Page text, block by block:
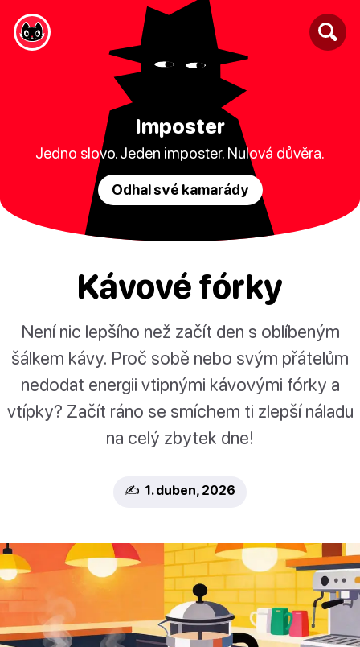
Imposter
Jedno slovo. Jeden imposter. Nulová důvěra.
Odhal své kamarády
Kávové fórky
Není nic lepšího než začít den s oblíbeným
šálkem kávy. Proč sobě nebo svým přátelům
nedodat energii vtipnými kávovými fórky a
vtípky? Začít ráno se smíchem ti zlepší náladu
na celý zbytek dne!
✍️ 1. duben, 2026